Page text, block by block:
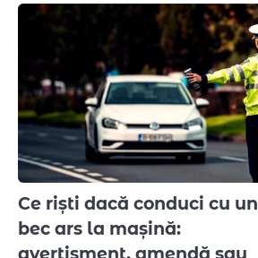
Ce riști dacă conduci cu un
bec ars la mașină:
avertisment, amendă sau